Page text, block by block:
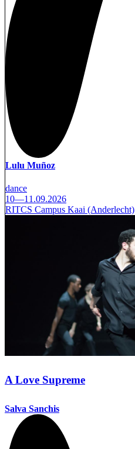
Lulu Muñoz
dance
10—11.09.2026
RITCS Campus Kaai (Anderlecht)
A Love Supreme
Salva Sanchis